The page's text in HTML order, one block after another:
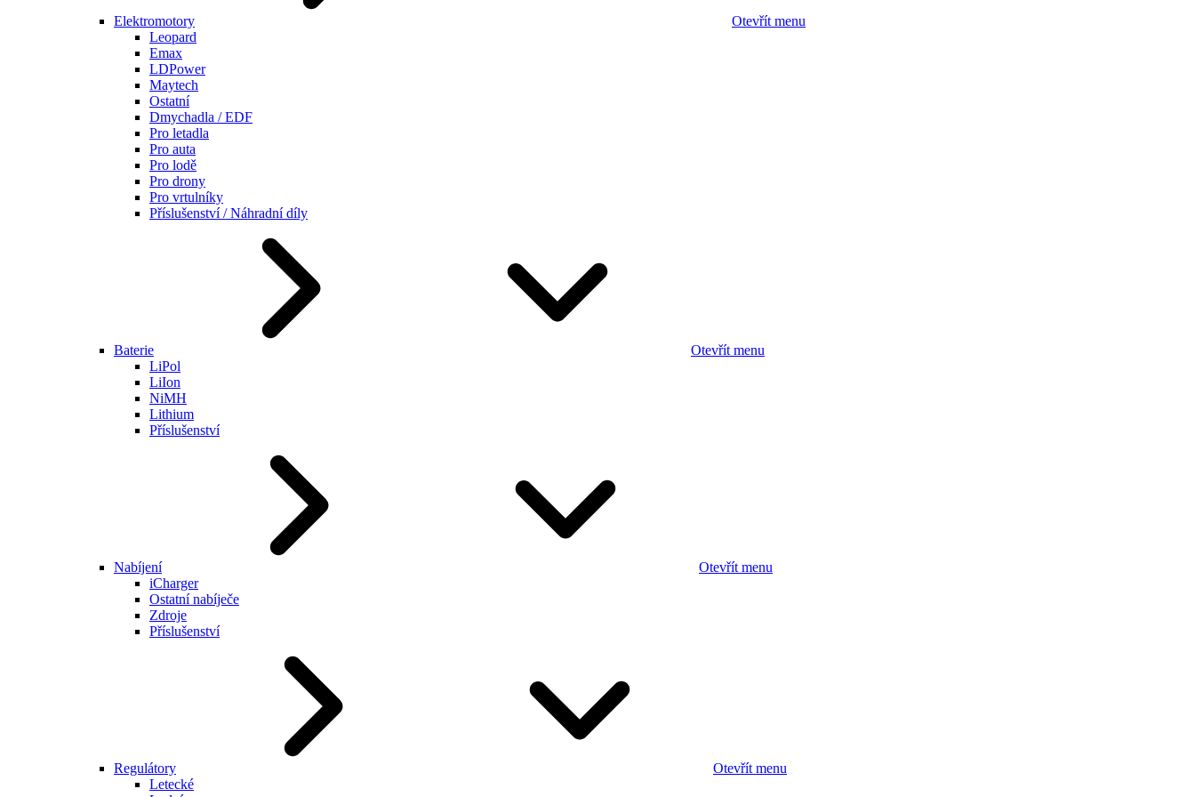
Elektromotory
Otevřít menu
Leopard
Emax
LDPower
Maytech
Ostatní
Dmychadla / EDF
Pro letadla
Pro auta
Pro lodě
Pro drony
Pro vrtulníky
Příslušenství / Náhradní díly
Baterie
Otevřít menu
LiPol
LiIon
NiMH
Lithium
Příslušenství
Nabíjení
Otevřít menu
iCharger
Ostatní nabíječe
Zdroje
Příslušenství
Regulátory
Otevřít menu
Letecké